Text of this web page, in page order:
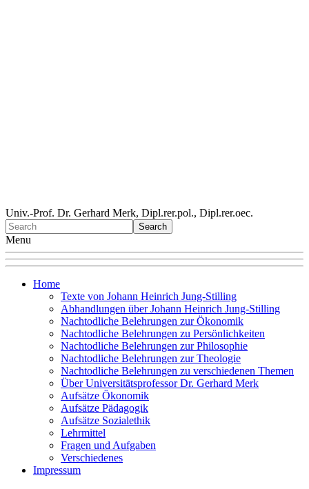
Univ.-Prof. Dr. Gerhard Merk, Dipl.rer.pol., Dipl.rer.oec.
Menu
Home
Texte von Johann Heinrich Jung-Stilling
Abhandlungen über Johann Heinrich Jung-Stilling
Nachtodliche Belehrungen zur Ökonomik
Nachtodliche Belehrungen zu Persönlichkeiten
Nachtodliche Belehrungen zur Philosophie
Nachtodliche Belehrungen zur Theologie
Nachtodliche Belehrungen zu verschiedenen Themen
Über Universitätsprofessor Dr. Gerhard Merk
Aufsätze Ökonomik
Aufsätze Pädagogik
Aufsätze Sozialethik
Lehrmittel
Fragen und Aufgaben
Verschiedenes
Impressum